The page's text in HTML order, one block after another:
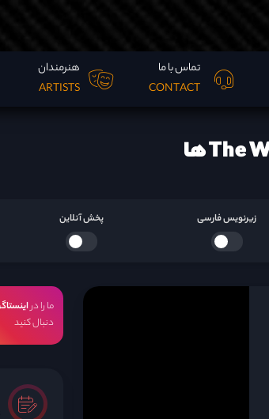
تماس با ما
CONTACT
هنرمندان
ARTISTS
زیرنویس فارسی پخش آنلاین
ما را در
دنبال کنید